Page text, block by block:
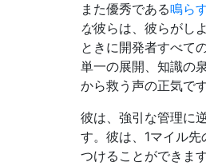
また優秀である鳴ら
な彼らは、彼らがし
ときに開発者すべて
単一の展開、知識の
から救う声の正気です
彼は、強引な管理に
す。彼は、1マイル
つけることができま